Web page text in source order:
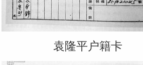
袁隆平户籍卡